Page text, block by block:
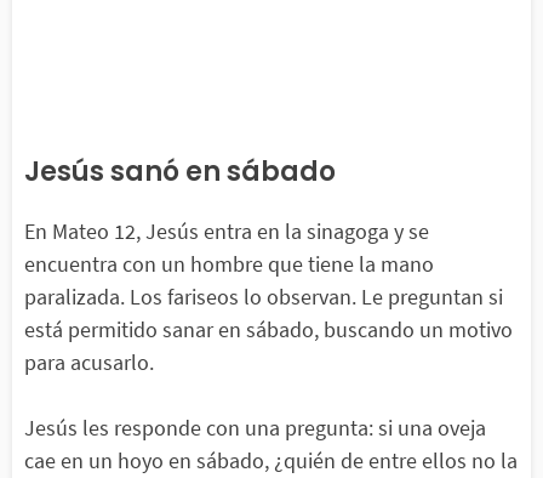
Jesús sanó en sábado
En Mateo 12, Jesús entra en la sinagoga y se
encuentra con un hombre que tiene la mano
paralizada. Los fariseos lo observan. Le preguntan si
está permitido sanar en sábado, buscando un motivo
para acusarlo.
Jesús les responde con una pregunta: si una oveja
cae en un hoyo en sábado, ¿quién de entre ellos no la